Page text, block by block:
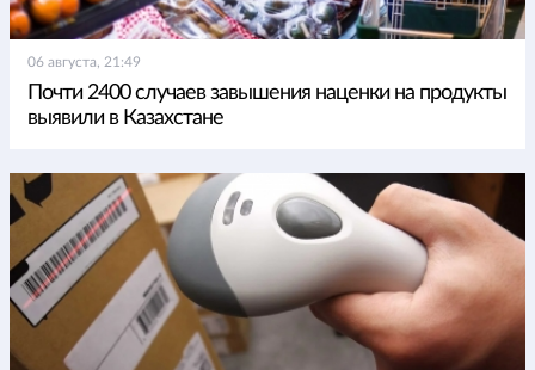
06 августа, 21:49
Почти 2400 случаев завышения наценки на продукты
выявили в Казахстане